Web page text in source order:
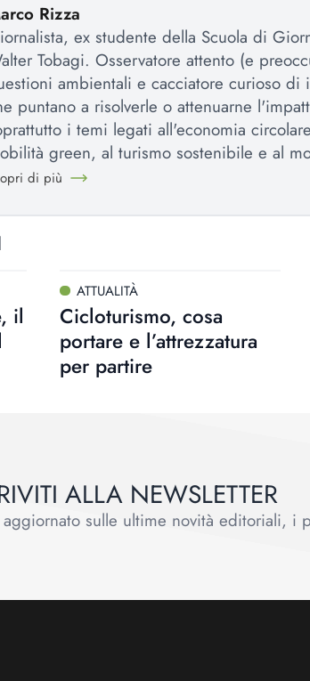
Rizza
ex studente della Scuola di
Tobagi. Osservatore attento (e
ambientali e cacciatore curioso di
puntano a risolverle o attenuarne
i temi legati all'economia
green, al turismo sostenibile e al
di più
il
ATTUALITÀ
Cicloturismo, cosa
portare e l’attrezzatura
per partire
ALLA NEWSLETTER
aggiornato sulle ultime novità editoriali, i